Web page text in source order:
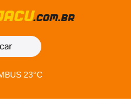
23°C